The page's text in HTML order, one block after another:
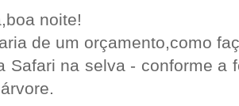
noite!
de um orçamento,como
Safari na selva - conforme a